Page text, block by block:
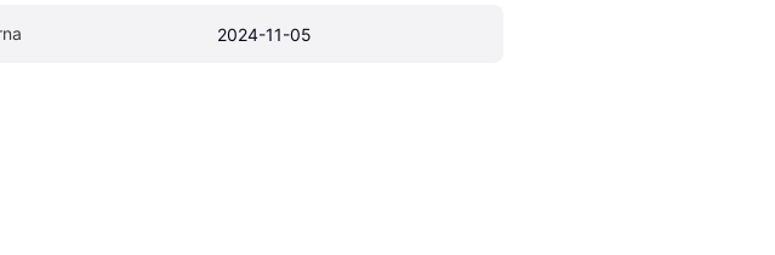
2024-11-05